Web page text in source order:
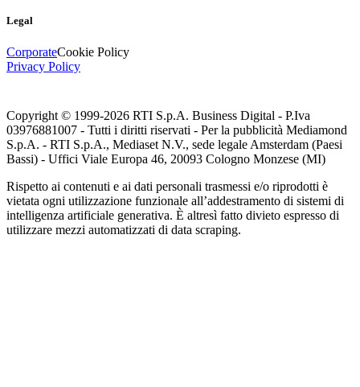
Legal
CorporateCookie Policy
Privacy Policy
Copyright © 1999-2026 RTI S.p.A. Business Digital - P.Iva
03976881007 - Tutti i diritti riservati - Per la pubblicità Mediamond
S.p.A. - RTI S.p.A., Mediaset N.V., sede legale Amsterdam (Paesi
Bassi) - Uffici Viale Europa 46, 20093 Cologno Monzese (MI)
Rispetto ai contenuti e ai dati personali trasmessi e/o riprodotti è
vietata ogni utilizzazione funzionale all’addestramento di sistemi di
intelligenza artificiale generativa. È altresì fatto divieto espresso di
utilizzare mezzi automatizzati di data scraping.